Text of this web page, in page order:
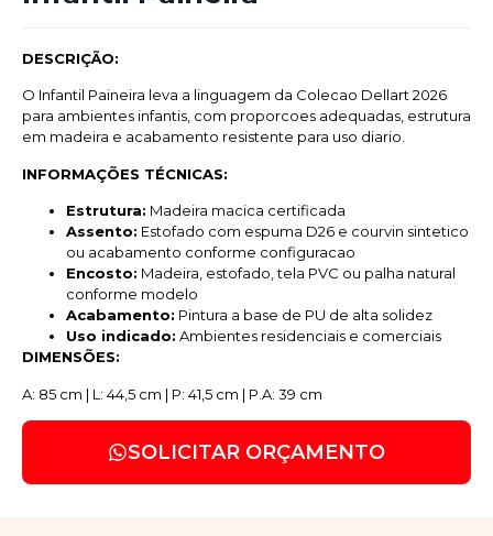
DESCRIÇÃO:
O Infantil Paineira leva a linguagem da Colecao Dellart 2026
para ambientes infantis, com proporcoes adequadas, estrutura
em madeira e acabamento resistente para uso diario.
INFORMAÇÕES TÉCNICAS:
Estrutura: Madeira macica certificada
Assento: Estofado com espuma D26 e courvin sintetico
ou acabamento conforme configuracao
Encosto: Madeira, estofado, tela PVC ou palha natural
conforme modelo
Acabamento: Pintura a base de PU de alta solidez
Uso indicado: Ambientes residenciais e comerciais
DIMENSÕES:
A: 85 cm | L: 44,5 cm | P: 41,5 cm | P.A: 39 cm
SOLICITAR ORÇAMENTO